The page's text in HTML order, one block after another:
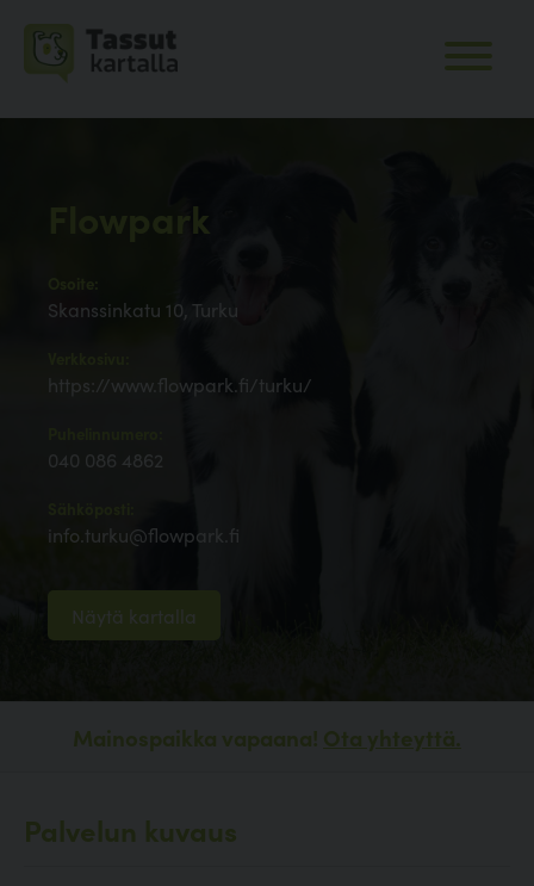
Flowpark
Skanssinkatu 10, Turku
https://www.flowpark.fi/turku/
040 086 4862
info.turku@flowpark.fi
Näytä kartalla
Mainospaikka vapaana! Ota yhteyttä.
Palvelun kuvaus